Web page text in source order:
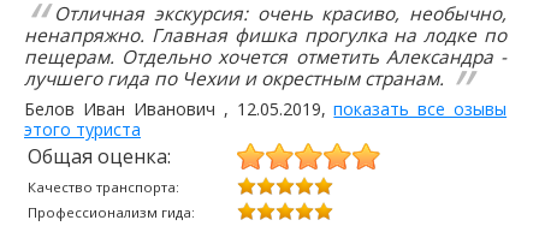
Отличная экскурсия: очень красиво, необычно,
ненапряжно. Главная фишка прогулка на лодке по
пещерам. Отдельно хочется отметить Александра -
лучшего гида по Чехии и окрестным странам.
Белов Иван Иванович , 12.05.2019,показать все озывы
этого туриста
Общая оценка:
Качество транспорта:
Профессионализм гида: